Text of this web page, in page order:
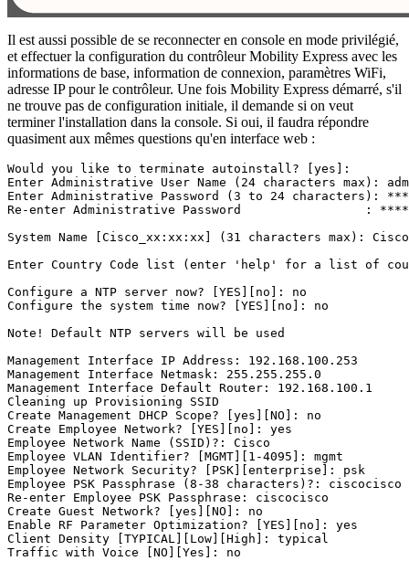
Il est aussi possible de se reconnecter en console en mode privilégié,
et effectuer la configuration du contrôleur Mobility Express avec les
informations de base, information de connexion, paramètres WiFi,
adresse IP pour le contrôleur. Une fois Mobility Express démarré, s'il
ne trouve pas de configuration initiale, il demande si on veut
terminer l'installation dans la console. Si oui, il faudra répondre
quasiment aux mêmes questions qu'en interface web :
Would you like to terminate autoinstall? [yes]:
Enter Administrative User Name (24 characters max):
Enter Administrative Password (3 to 24 characters):
Re-enter Administrative Password                 :
System Name [Cisco_xx:xx:xx] (31 characters max): Cisco
Enter Country Code list (enter 'help' for a list of
Configure a NTP server now? [YES][no]: no
Configure the system time now? [YES][no]: no
Note! Default NTP servers will be used
Management Interface IP Address: 192.168.100.253
Management Interface Netmask: 255.255.255.0
Management Interface Default Router: 192.168.100.1
Cleaning up Provisioning SSID
Create Management DHCP Scope? [yes][NO]: no
Create Employee Network? [YES][no]: yes
Employee Network Name (SSID)?: Cisco
Employee VLAN Identifier? [MGMT][1-4095]: mgmt
Employee Network Security? [PSK][enterprise]: psk
Employee PSK Passphrase (8-38 characters)?: ciscocisco
Re-enter Employee PSK Passphrase: ciscocisco
Create Guest Network? [yes][NO]: no
Enable RF Parameter Optimization? [YES][no]: yes
Client Density [TYPICAL][Low][High]: typical
Traffic with Voice [NO][Yes]: no